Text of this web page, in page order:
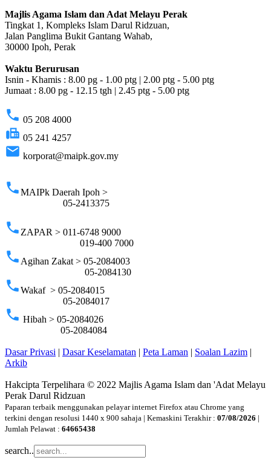
Majlis Agama Islam dan Adat Melayu Perak
Tingkat 1, Kompleks Islam Darul Ridzuan,
Jalan Panglima Bukit Gantang Wahab,
30000 Ipoh, Perak
Waktu Berurusan
Isnin - Khamis : 8.00 pg - 1.00 ptg | 2.00 ptg - 5.00 ptg
Jumaat : 8.00 pg - 12.15 tgh | 2.45 ptg - 5.00 ptg
phone 05 208 4000
fax 05 241 4257
email korporat@maipk.gov.my
phoneMAIPk Daerah Ipoh >
05-2413375
phone ZAPAR > 011-6748 9000
019-400 7000
phone Agihan Zakat > 05-2084003
05-2084130
phoneWakaf > 05-2084015
05-2084017
phone Hibah > 05-2084026
05-2084084
Dasar Privasi | Dasar Keselamatan | Peta Laman | Soalan Lazim |
Arkib
Hakcipta Terpelihara © 2022 Majlis Agama Islam dan 'Adat Melayu
Perak Darul Ridzuan
Paparan terbaik menggunakan pelayar internet Firefox atau Chrome yang
terkini dengan resolusi 1440 x 900 sahaja | Kemaskini Terakhir : 07/08/2026 |
Jumlah Pelawat : 64665438
search..